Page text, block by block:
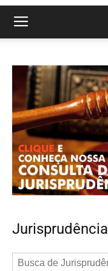
Jurisprudência